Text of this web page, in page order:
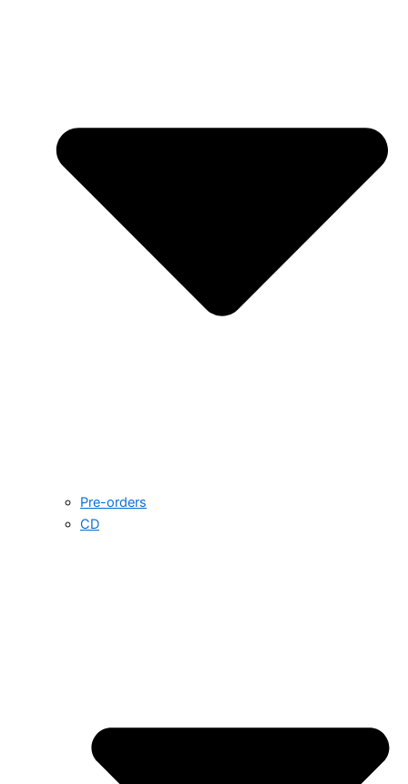
Pre-orders
CD